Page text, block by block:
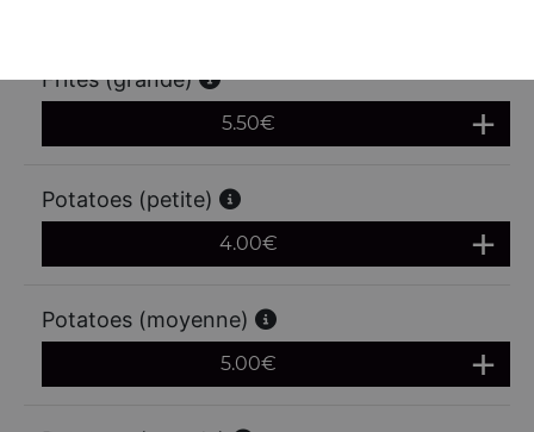
Frites (grande)
5.50€
Potatoes (petite)
4.00€
Potatoes (moyenne)
5.00€